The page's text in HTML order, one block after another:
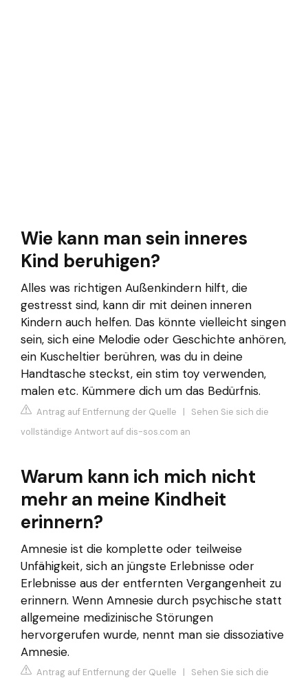
Wie kann man sein inneres
Kind beruhigen?
Alles was richtigen Außenkindern hilft, die
gestresst sind, kann dir mit deinen inneren
Kindern auch helfen. Das könnte vielleicht singen
sein, sich eine Melodie oder Geschichte anhören,
ein Kuscheltier berühren, was du in deine
Handtasche steckst, ein stim toy verwenden,
malen etc. Kümmere dich um das Bedürfnis.
Antrag auf Entfernung der Quelle | Sehen Sie sich die
vollständige Antwort auf dis-sos.com an
Warum kann ich mich nicht
mehr an meine Kindheit
erinnern?
Amnesie ist die komplette oder teilweise
Unfähigkeit, sich an jüngste Erlebnisse oder
Erlebnisse aus der entfernten Vergangenheit zu
erinnern. Wenn Amnesie durch psychische statt
allgemeine medizinische Störungen
hervorgerufen wurde, nennt man sie dissoziative
Amnesie.
Antrag auf Entfernung der Quelle | Sehen Sie sich die